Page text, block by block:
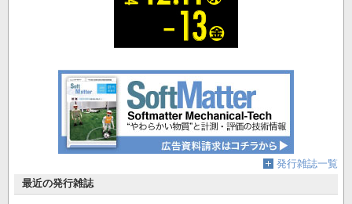
発行雑誌一覧
最近の発行雑誌